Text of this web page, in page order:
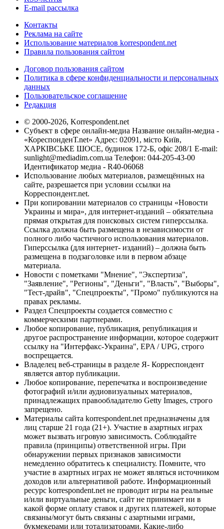
E-mail рассылка
Контакты
Реклама на сайте
Использование материалов korrespondent.net
Правила пользования сайтом
Договор пользования сайтом
Политика в сфере конфиденциальности и персональных
данных
Пользовательское соглашение
Редакция
© 2000-2026, Korrespondent.net
Субъект в сфере онлайн-медиа Название онлайн-медиа -
«КореспонденТ.net» Адрес: 02091, місто Київ,
ХАРКІВСЬКЕ ШОСЕ, будинок 172-Б, офіс 208/1 E-mail:
sunlight@mediadim.com.ua Телефон: 044-205-43-00
Идентификатор медиа - R40-06068
Использование любых материалов, размещённых на
сайте, разрешается при условии ссылки на
Корреспондент.net.
При копировании материалов со страницы «Новости
Украины и мира», для интернет-изданий – обязательна
прямая открытая для поисковых систем гиперссылка.
Ссылка должна быть размещена в независимости от
полного либо частичного использования материалов.
Гиперссылка (для интернет- изданий) – должна быть
размещена в подзаголовке или в первом абзаце
материала.
Новости с пометками "Мнение", "Экспертиза",
"Заявление", "Регионы", "Деньги", "Власть", "Выборы",
"Тест-драйв", "Спецпроекты", "Промо" публикуются на
правах рекламы.
Раздел Спецпроекты создается совместно с
коммерческими партнерами.
Любое копирование, публикация, републикация и
другое распространение информации, которое содержит
ссылку на "Интерфакс-Украина", EPA / UPG, строго
воспрещается.
Владелец веб-страницы в разделе Я- Корреспондент
является автор публикации.
Любое копирование, перепечатка и воспроизведение
фотографий и/или аудиовизуальных материалов,
принадлежащих правообладателю Getty Images, строго
запрещено.
Материалы сайта korrespondent.net предназначены для
лиц старше 21 года (21+). Участие в азартных играх
может вызвать игровую зависимость. Соблюдайте
правила (принципы) ответственной игры. При
обнаружении первых признаков зависимости
немедленно обратитесь к специалисту. Помните, что
участие в азартных играх не может являться источником
доходов или альтернативой работе. Информационный
ресурс korrespondent.net не проводит игры на реальные
и/или виртуальные деньги, сайт не принимает ни в
какой форме оплату ставок и других платежей, которые
связаны/могут быть связаны с азартными играми,
букмекерами или тотализаторами. Какие-либо